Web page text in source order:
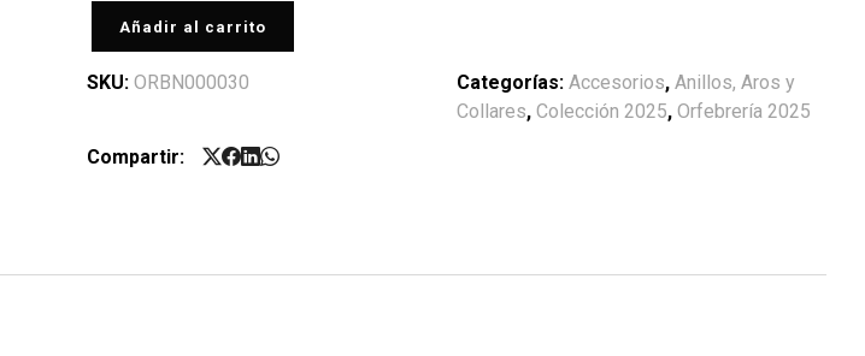
Añadir al carrito
SKU: ORBN000030 Categorías: Accesorios, Anillos, Aros y
Collares, Colección 2025, Orfebrería 2025
Compartir: